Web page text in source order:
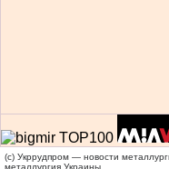
(c) Укррудпром — новости